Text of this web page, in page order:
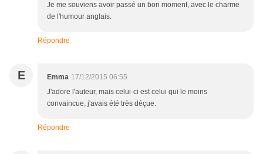
Je me souviens avoir passé un bon moment, avec le charme
de l'humour anglais.
Répondre
E Emma 17/12/2015 06:55
J'adore l'auteur, mais celui-ci est celui qui le moins
convaincue, j'avais été très déçue.
Répondre